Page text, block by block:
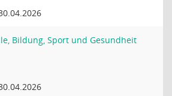
Bildung, Sport und Gesundheit